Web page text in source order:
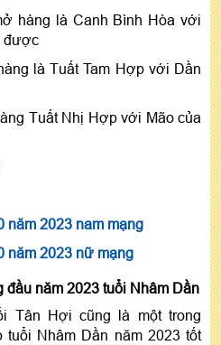
hàng là Canh Bình Hòa với
được
là Tuất Tam Hợp với Dần
Tuất Nhị Hợp với Mão của
năm 2023 nam mạng
năm 2023 nữ mạng
năm 2023 tuổi Nhâm Dần
Tân Hợi cũng là một trong
Nhâm Dần năm 2023 tốt